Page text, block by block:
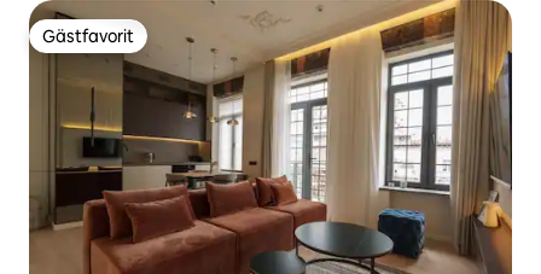
Gästfavorit
Gästfavorit